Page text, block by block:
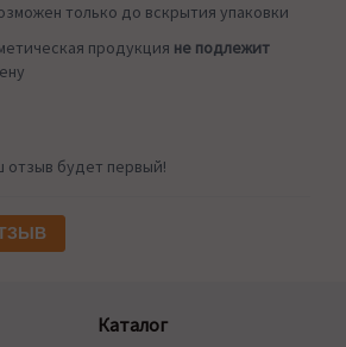
только до вскрытия упаковки
продукция не подлежит
отзыв будет первый!
Каталог